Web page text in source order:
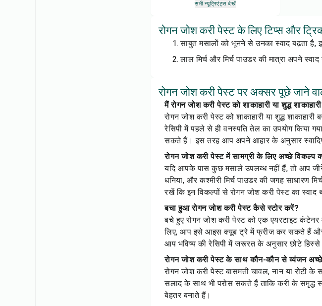
सभी न्यूट्रिएंट्स देखें
रोगन जोश करी पेस्ट के लिए टिप्स और
साबुत मसालों को भूनने से उनका स्वाद बढ़ता है,
लाल मिर्च और मिर्च पाउडर की मात्रा अपने
रोगन जोश करी पेस्ट पर अक्सर पूछे जाने
मैं रोगन जोश करी पेस्ट को शाकाहारी या शुद्ध
रोगन जोश करी पेस्ट को शाकाहारी या शुद्ध
रेसिपी में पहले से ही वनस्पति तेल का उपयोग किया
सकते हैं। इस तरह आप अपने आहार के अनुसार
रोगन जोश करी पेस्ट में सामग्री के लिए अच्छे विकल्प
यदि आपके पास कुछ मसाले उपलब्ध नहीं हैं, तो आप
धनिया, और कश्मीरी मिर्च पाउडर की जगह साधारण
रखें कि इन विकल्पों से रोगन जोश करी पेस्ट का स्वाद
बचा हुआ रोगन जोश करी पेस्ट कैसे स्टोर करें?
बचे हुए रोगन जोश करी पेस्ट को एक एयरटाइट
लिए, आप इसे आइस क्यूब ट्रे में फ्रीज कर सकते हैं
आप भविष्य की रेसिपी में जरूरत के अनुसार छोटे
रोगन जोश करी पेस्ट के साथ कौन-कौन से व्यंजन
रोगन जोश करी पेस्ट बासमती चावल, नान या रोटी
सलाद के साथ भी परोस सकते हैं ताकि करी के
बेहतर बनाते हैं।